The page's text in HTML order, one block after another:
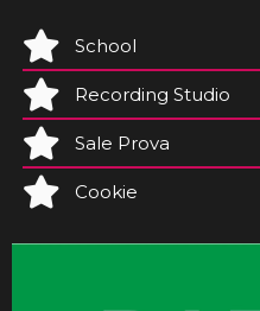
School
Recording Studio
Sale Prova
Cookie